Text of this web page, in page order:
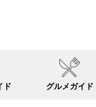
ド グルメガイド